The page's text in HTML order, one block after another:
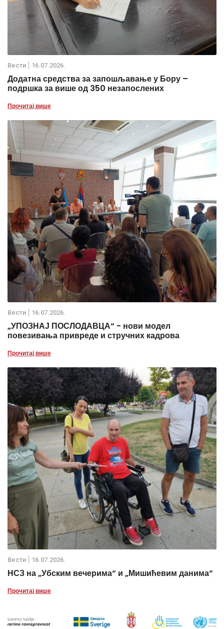
Вести 16.07.2026.
Додатна средства за запошљавање у Бору –
подршка за више од 350 незапослених
Прочитај више
Вести 16.07.2026.
„УПОЗНАЈ ПОСЛОДАВЦА“ - нови модел
повезивања привреде и стручних кадрова
Прочитај више
Вести 16.07.2026.
НСЗ на „Убским вечерима“ и „Мишићевим данима“
Прочитај више